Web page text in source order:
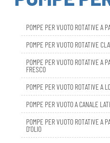
POMPE PER VUOTO ROTATIVE
POMPE PER VUOTO ROTATIVE A
FRESCO
POMPE PER VUOTO ROTATIVE A
POMPE PER VUOTO A CANALE
POMPE PER VUOTO ROTATIVE A
D’OLIO
DBL SMART